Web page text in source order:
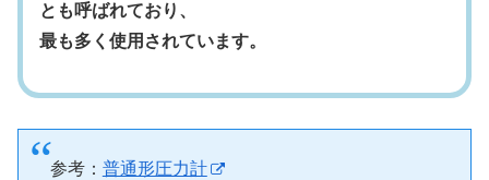
とも呼ばれており、
最も多く使用されています。
参考： 普通形圧力計